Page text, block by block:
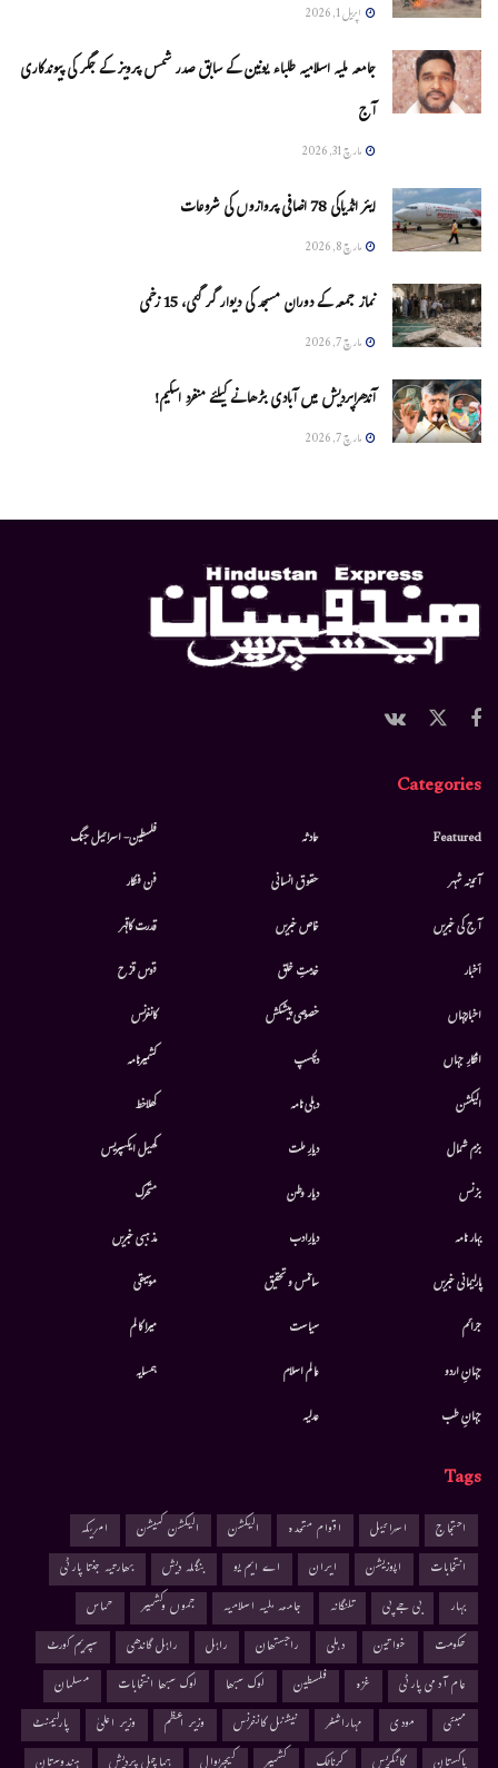
اپریل 1, 2026
جامعہ ملیہ اسلامیہ طلباء یونین کے سابق صدر شمس پرویز کے جگر کی پیوندکاری
آج
مارچ 31, 2026
ایئر انڈیاکی 78 اضافی پروازوں کی شروعات
مارچ 8, 2026
نماز جمعہ کے دوران مسجد کی دیوار گر گئی، 15 زخمی
مارچ 7, 2026
آندھراپردیش میں آبادی بڑھانے کیلئے منفرد اسکیم!
مارچ 7, 2026
Categories
Featured
آئینہ شہر
آج کی خبریں
أخبار
اخبارجہاں
افکارِ جہاں
الیکشن
بزم شمال
بزنس
بہار نامہ
پارلیمانی خبریں
جرائم
جہانِ اردو
جہانِ طب
حادثہ
حقوق انسانی
خاص خبریں
خدمتِ خلق
خصوصی پیشکش
دلچسپ
دہلی نامہ
دیارِ ملت
دیار وطن
دیارِادب
سائنس و تحقیق
سیاست
عالم اسلام
عدلیہ
فلسطین- اسرائیل جنگ
فن فنکار
قدرت کاقہر
قوس قزح
کانفرنس
کشمیرنامہ
کھلاخط
کھیل ایکسپریس
متحرك
مذہبی خبریں
موسيقى
میرا کالم
ہمسایہ
Tags
احتجاج اسرائیل اقوام متحدہ الیکشن الیکشن کمیشن
امریکہ
انتخابات
اپوزیشن ایران اے ایم یو بنگلہ دیش
بھارتیہ جنتا پارٹی
بہار
بی جے پی تلنگانہ جامعہ ملیہ اسلامیہ جموں وکشمیر
حماس
حکومت
خواتین دہلی راجستھان راہل راہل گاندھی
سپریم کورٹ
عام آدمی پارٹی
غزہ فلسطین لوک سبھا لوک سبھا انتخابات
مسلمان
ممبئی
مودی مہاراشٹر نیشنل کانفرنس وزیر اعظم وزیر اعلیٰ
پارلیمنٹ